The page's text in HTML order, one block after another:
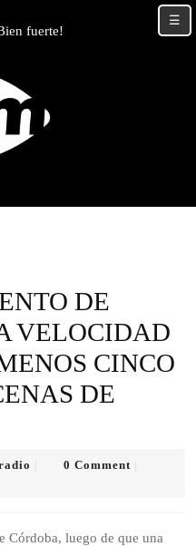
fuerte!
DE
VELOCIDAD
CINCO
DE
omradio0 Comment
Córdoba, luego de que una
☰